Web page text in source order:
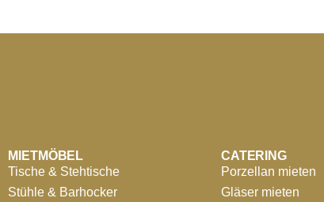
MIETMÖBEL
Tische & Stehtische
Stühle & Barhocker
CATERING
Porzellan mieten
Gläser mieten